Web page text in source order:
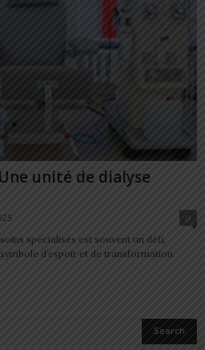
unité de dialyse
0
spécialisés est souvent un défi,
d’espoir et de transformation.